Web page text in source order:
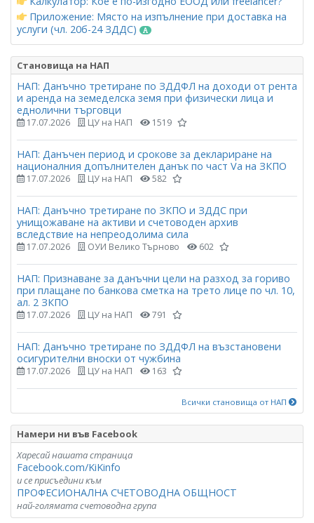
Приложение: Място на изпълнение при доставка на
услуги (чл. 20б-24 ЗДДС)
Становища на НАП
НАП: Данъчно третиране по ЗДДФЛ на доходи от рента
и аренда на земеделска земя при физически лица и
еднолични търговци
17.07.2026 ЦУ на НАП 1519
НАП: Данъчен период и срокове за деклариране на
националния допълнителен данък по част Vа на ЗКПО
17.07.2026 ЦУ на НАП 582
НАП: Данъчно третиране по ЗКПО и ЗДДС при
унищожаване на активи и счетоводен архив
вследствие на непреодолима сила
17.07.2026 ОУИ Велико Търново 602
НАП: Признаване за данъчни цели на разход за гориво
при плащане по банкова сметка на трето лице по чл. 10,
ал. 2 ЗКПО
17.07.2026 ЦУ на НАП 791
НАП: Данъчно третиране по ЗДДФЛ на възстановени
осигурителни вноски от чужбина
17.07.2026 ЦУ на НАП 163
Всички становища от НАП
Намери ни във Facebook
Харесай нашата страница
Facebook.com/KiKinfo
и се присъедини към
ПРОФЕСИОНАЛНА СЧЕТОВОДНА ОБЩНОСТ
най-голямата счетоводна група